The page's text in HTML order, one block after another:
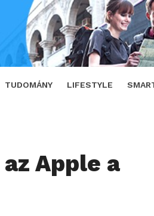
TUDOMÁNY LIFESTYLE
TWEET
Apple a